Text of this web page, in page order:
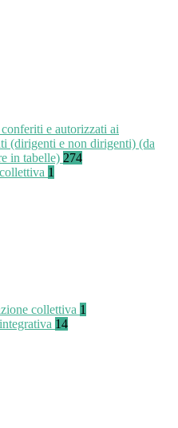
e autorizzati ai
(dirigenti e non dirigenti) (da
in tabelle) 274
1
collettiva 1
14